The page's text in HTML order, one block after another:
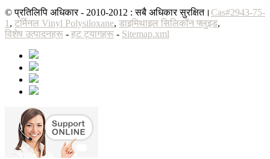
© प्रतिलिपि अधिकार - 2010-2012 : सबै अधिकार सुरक्षित। Cas#2943-75-
1 , टर्मिनल Vinyl Polysiloxane, डाइमिथाइल सिलिकॉन फ्लुइड,
विशेष उत्पादनहरू - हट ट्यागहरू - Sitemap.xml